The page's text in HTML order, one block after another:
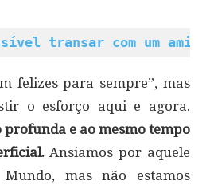
transar com um
felizes para sempre”, mas
o esforço aqui e agora.
profunda e ao mesmo tempo
Ansiamos por aquele
mas não estamos